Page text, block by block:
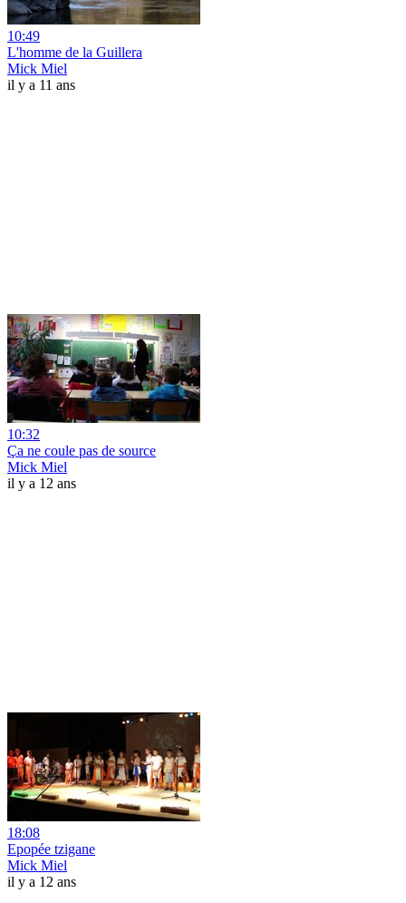
10:49
L'homme de la Guillera
Mick Miel
il y a 11 ans
10:32
Ça ne coule pas de source
Mick Miel
il y a 12 ans
18:08
Epopée tzigane
Mick Miel
il y a 12 ans